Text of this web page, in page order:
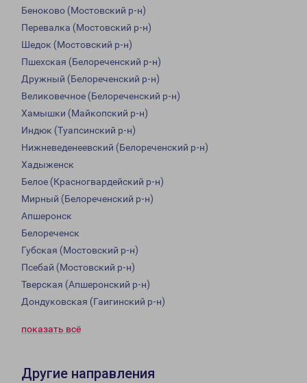
Беноково (Мостовский р-н)
Перевалка (Мостовский р-н)
Шедок (Мостовский р-н)
Пшехская (Белореченский р-н)
Дружный (Белореченский р-н)
Великовечное (Белореченский р-н)
Хамышки (Майкопский р-н)
Индюк (Туапсинский р-н)
Нижневеденеевский (Белореченский р-н)
Хадыженск
Белое (Красногвардейский р-н)
Мирный (Белореченский р-н)
Апшеронск
Белореченск
Губская (Мостовский р-н)
Псебай (Мостовский р-н)
Тверская (Апшеронский р-н)
Дондуковская (Гаигинский р-н)
показать всё
Другие направления